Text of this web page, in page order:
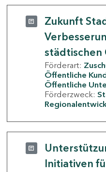
Zukunft
städtischen
Förderart:
Öffentliche
Öffentliche
Förderzweck:
Initiativen